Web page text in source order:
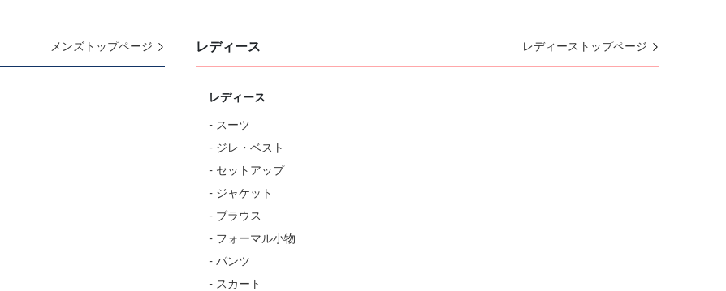
メンズトップページ レディース レディーストップページ
レディース
- スーツ
- ジレ・ベスト
- セットアップ
- ジャケット
- ブラウス
- フォーマル小物
- パンツ
- スカート